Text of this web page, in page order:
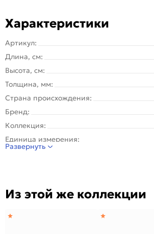
Характеристики
Артикул:
Длина, см:
Высота, см:
Толщина, мм:
Страна происхождения:
Бренд:
Коллекция:
Единица измерения:
Назначение:
Вес упаковки (кг):
Развернуть
Из этой же коллекции